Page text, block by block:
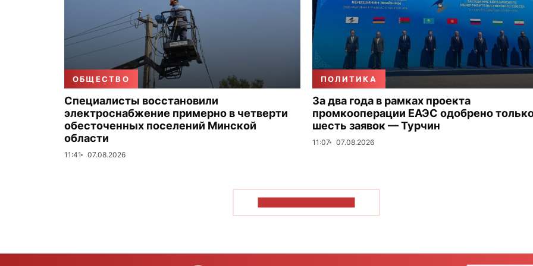
ОБЩЕСТВО
Специалисты восстановили
электроснабжение примерно в четверти
обесточенных поселений Минской
области
11:41 07.08.2026
ПОЛИТИКА
За два года в рамках проекта
промкооперации ЕАЭС одобрено
шесть заявок — Турчин
11:07 07.08.2026